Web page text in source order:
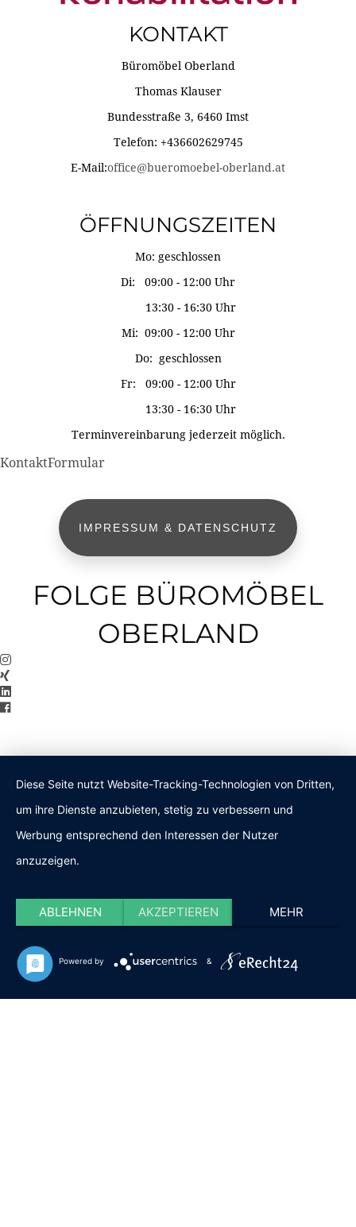
KONTAKT
Büromöbel Oberland
Thomas Klauser
Bundesstraße 3, 6460 Imst
Telefon: +436602629745
E-Mail:office@bueromoebel-oberland.at
ÖFFNUNGSZEITEN
Mo: geschlossen
Di: 09:00 - 12:00 Uhr
13:30 - 16:30 Uhr
Mi: 09:00 - 12:00 Uhr
Do: geschlossen
Fr: 09:00 - 12:00 Uhr
13:30 - 16:30 Uhr
Terminvereinbarung jederzeit möglich.
KontaktFormular
IMPRESSUM & DATENSCHUTZ
FOLGE BÜROMÖBEL
OBERLAND
Diese Seite nutzt Website-Tracking-Technologien von Dritten,
um ihre Dienste anzubieten, stetig zu verbessern und
Werbung entsprechend den Interessen der Nutzer
anzuzeigen.
ABLEHNEN AKZEPTIEREN MEHR
Powered by &